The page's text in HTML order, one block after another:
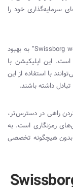
سرمایه
‎‌گذاری خود را
“Swissborg به بهبود
این اپلیکیشن با
با استفاده از این
راهی در دسترس‌تر،
رمزنگاری است. به
بدون هیچگونه تخصصی